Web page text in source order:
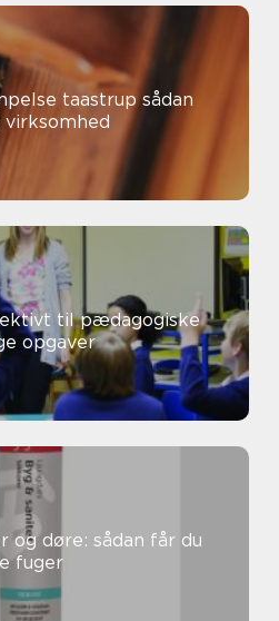
taastrup sådan
til pædagogiske
opgaver
og døre: sådan får du
fuger